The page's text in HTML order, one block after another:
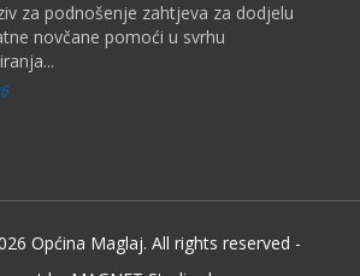
za podnošenje zahtjeva za dodjelu
novčane pomoći u svrhu
Općina Maglaj. All rights reserved -